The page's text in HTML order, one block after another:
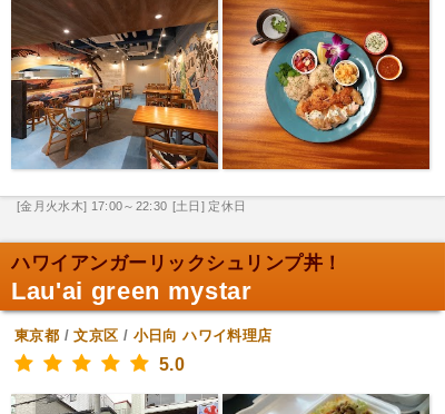
[金月火水木] 17:00～22:30 [土日] 定休日
ハワイアンガーリックシュリンプ丼！
Lau'ai green mystar
東京都 /文京区 / 小日向 ハワイ料理店
5.0